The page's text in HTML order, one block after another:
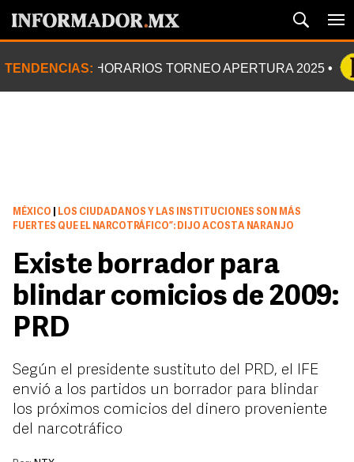
TENDENCIAS: HORARIOS TORNEO APERTURA 2025
MÉXICO
LOS CIUDADANOS Y LAS INSTITUCIONES SON MÁS
FUERTES QUE EL NARCOTRÁFICO”: DIJO ACOSTA NARANJO
Existe borrador para
blindar comicios de 2009:
PRD
Según el presidente sustituto del PRD, el IFE
envió a los partidos un borrador para blindar
los próximos comicios del dinero proveniente
del narcotráfico